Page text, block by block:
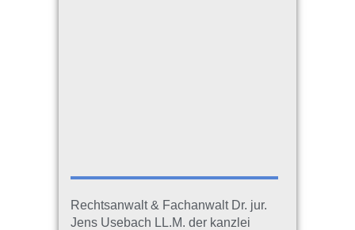
Rechtsanwalt & Fachanwalt Dr. jur.
Jens Usebach LL.M. der kanzlei